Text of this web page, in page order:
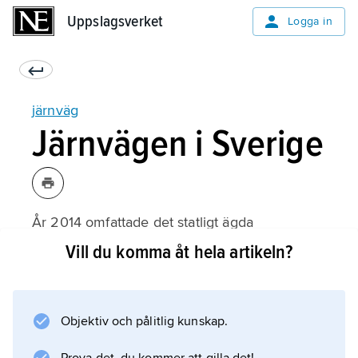
Uppslagsverket Logga in
järnväg
Järnvägen i Sverige
År 2014 omfattade det statligt ägda
järnvägsnätet som förvaltas av Trafikverket
Trafikverkets järnvägsnät kan främst
Arlandabanan
Vill du komma åt hela artikeln?
Objektiv och pålitlig kunskap.